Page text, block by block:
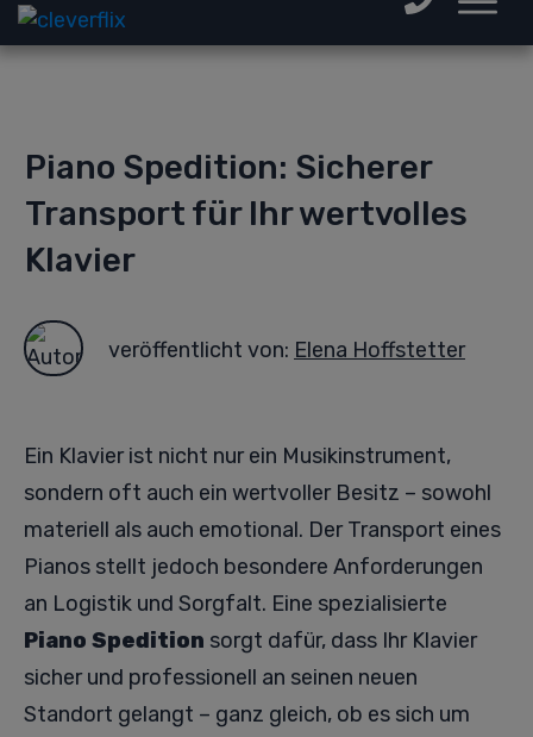
Piano Spedition: Sicherer
Transport für Ihr wertvolles
Klavier
veröffentlicht von: Elena Hoffstetter
Ein Klavier ist nicht nur ein Musikinstrument,
sondern oft auch ein wertvoller Besitz – sowohl
materiell als auch emotional. Der Transport eines
Pianos stellt jedoch besondere Anforderungen
an Logistik und Sorgfalt. Eine spezialisierte
Piano Spedition sorgt dafür, dass Ihr Klavier
sicher und professionell an seinen neuen
Standort gelangt – ganz gleich, ob es sich um